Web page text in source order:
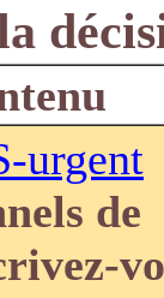
urgent
de